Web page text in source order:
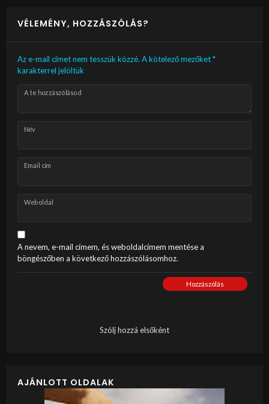
VÉLEMÉNY, HOZZÁSZÓLÁS?
Az e-mail címet nem tesszük közzé. A kötelező mezőket*
karakterrel jelöltük
A te hozzászólásod
Név
Email cím
Weboldal
A nevem, e-mail címem, és weboldalcímem mentése a
böngészőben a következő hozzászólásomhoz.
Hozzászólás
Szólj hozzá elsőként
AJÁNLOTT OLDALAK